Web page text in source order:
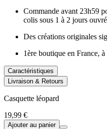
Commande avant 23h59
colis sous 1 à 2 jours
Des créations originales
1ère boutique en France, à
Caractéristiques
Livraison & Retours
Casquette léopard
19,99 €
Ajouter au panier